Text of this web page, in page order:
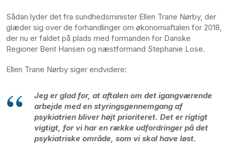
Sådan lyder det fra sundhedsminister Ellen Trane Nørby, der
glæder sig over de forhandlinger om økonomiaftalen for 2018,
der nu er faldet på plads med formanden for Danske
Regioner Bent Hansen og næstformand Stephanie Lose.
Ellen Trane Nørby siger endvidere:
Jeg er glad for, at aftalen om det igangværende
arbejde med en styringsgennemgang af
psykiatrien bliver højt prioriteret. Det er rigtigt
vigtigt, for vi har en række udfordringer på det
psykiatriske område, som vi skal have løst.